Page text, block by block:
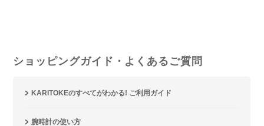
ショッピングガイド・よくあるご質問
KARITOKEのすべてがわかる! ご利用ガイド
腕時計の使い方